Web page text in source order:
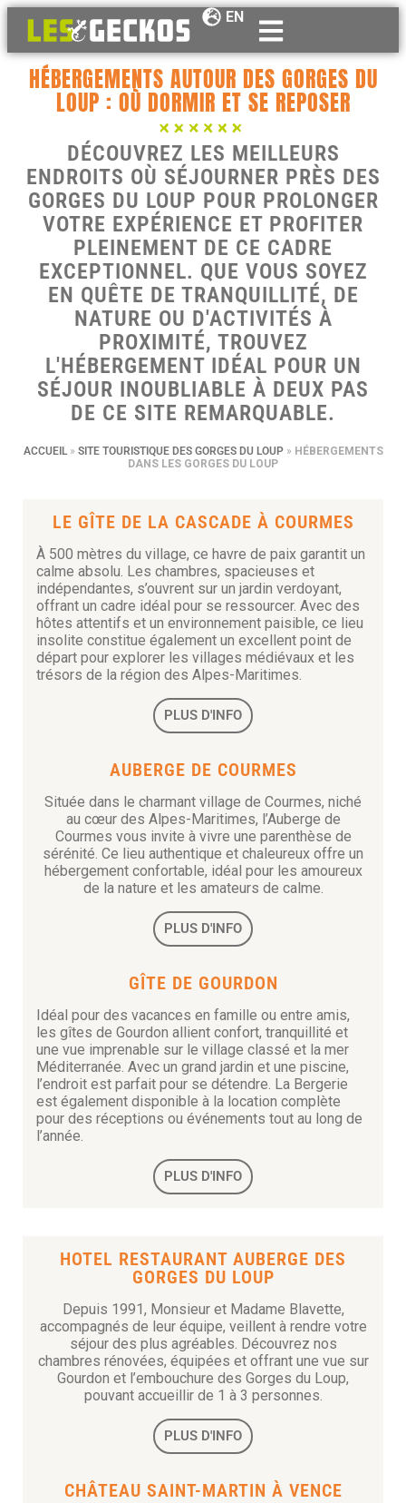
EN
HÉBERGEMENTS AUTOUR DES GORGES DU
LOUP : OÙ DORMIR ET SE REPOSER
DÉCOUVREZ LES MEILLEURS
ENDROITS OÙ SÉJOURNER PRÈS DES
GORGES DU LOUP POUR PROLONGER
VOTRE EXPÉRIENCE ET PROFITER
PLEINEMENT DE CE CADRE
EXCEPTIONNEL. QUE VOUS SOYEZ
EN QUÊTE DE TRANQUILLITÉ, DE
NATURE OU D'ACTIVITÉS À
PROXIMITÉ, TROUVEZ
L'HÉBERGEMENT IDÉAL POUR UN
SÉJOUR INOUBLIABLE À DEUX PAS
DE CE SITE REMARQUABLE.
ACCUEIL» SITE TOURISTIQUE DES GORGES DU LOUP» HÉBERGEMENTS
DANS LES GORGES DU LOUP
LE GÎTE DE LA CASCADE À COURMES
À 500 mètres du village, ce havre de paix garantit un
calme absolu. Les chambres, spacieuses et
indépendantes, s’ouvrent sur un jardin verdoyant,
offrant un cadre idéal pour se ressourcer. Avec des
hôtes attentifs et un environnement paisible, ce lieu
insolite constitue également un excellent point de
départ pour explorer les villages médiévaux et les
trésors de la région des Alpes-Maritimes.
PLUS D'INFO
AUBERGE DE COURMES
Située dans le charmant village de Courmes, niché
au cœur des Alpes-Maritimes, l’Auberge de
Courmes vous invite à vivre une parenthèse de
sérénité. Ce lieu authentique et chaleureux offre un
hébergement confortable, idéal pour les amoureux
de la nature et les amateurs de calme.
PLUS D'INFO
GÎTE DE GOURDON
Idéal pour des vacances en famille ou entre amis,
les gîtes de Gourdon allient confort, tranquillité et
une vue imprenable sur le village classé et la mer
Méditerranée. Avec un grand jardin et une piscine,
l’endroit est parfait pour se détendre. La Bergerie
est également disponible à la location complète
pour des réceptions ou événements tout au long de
l’année.
PLUS D'INFO
HOTEL RESTAURANT AUBERGE DES
GORGES DU LOUP
Depuis 1991, Monsieur et Madame Blavette,
accompagnés de leur équipe, veillent à rendre votre
séjour des plus agréables. Découvrez nos
chambres rénovées, équipées et offrant une vue sur
Gourdon et l’embouchure des Gorges du Loup,
pouvant accueillir de 1 à 3 personnes.
PLUS D'INFO
CHÂTEAU SAINT-MARTIN À VENCE